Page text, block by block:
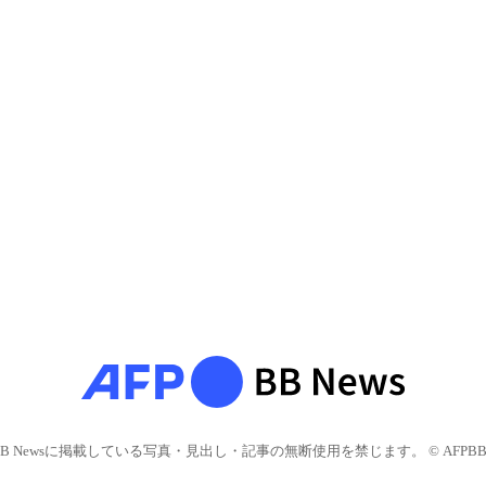
Newsに掲載している写真・見出し・記事の無断使用を禁じます。 © AFPBB